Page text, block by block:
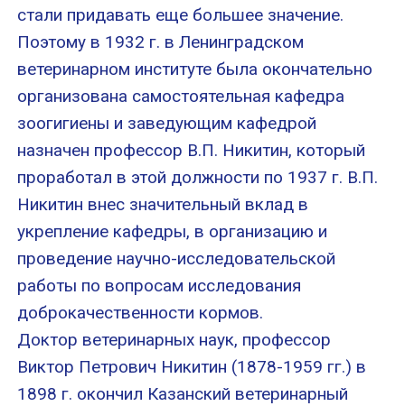
стали придавать еще большее значение.
Поэтому в 1932 г. в Ленинградском
ветеринарном институте была окончательно
организована самостоятельная кафедра
зоогигиены и заведующим кафедрой
назначен профессор В.П. Никитин, который
проработал в этой должности по 1937 г. В.П.
Никитин внес значительный вклад в
укрепление кафедры, в организацию и
проведение научно-исследовательской
работы по вопросам исследования
доброкачественности кормов.
Доктор ветеринарных наук, профессор
Виктор Петрович Никитин (1878-1959 гг.) в
1898 г. окончил Казанский ветеринарный